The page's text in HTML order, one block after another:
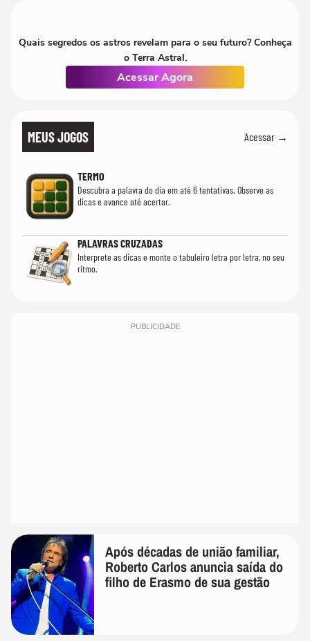
Quais segredos os astros revelam para o seu futuro? Conheça
o Terra Astral.
Acessar Agora
MEUS JOGOS Acessar →
TERMO
Descubra a palavra do dia em até 6 tentativas. Observe as
dicas e avance até acertar.
PALAVRAS CRUZADAS
Interprete as dicas e monte o tabuleiro letra por letra, no seu
ritmo.
PUBLICIDADE
Após décadas de união familiar,
Roberto Carlos anuncia saída do
filho de Erasmo de sua gestão